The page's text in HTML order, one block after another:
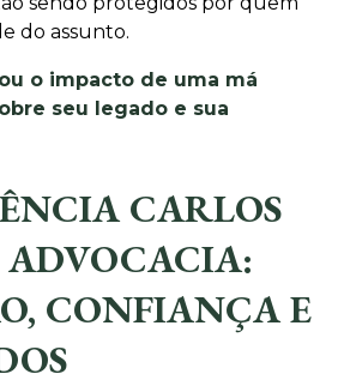
do assunto.
o impacto de uma má
seu legado e sua
CARLOS
ADVOCACIA:
CONFIANÇA E